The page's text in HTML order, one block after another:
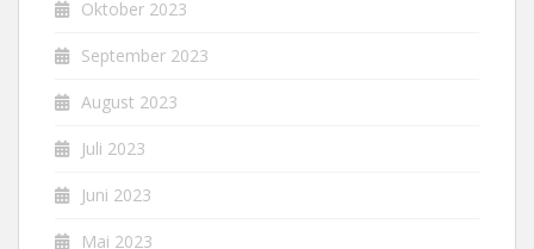
Oktober 2023
September 2023
August 2023
Juli 2023
Juni 2023
Mai 2023